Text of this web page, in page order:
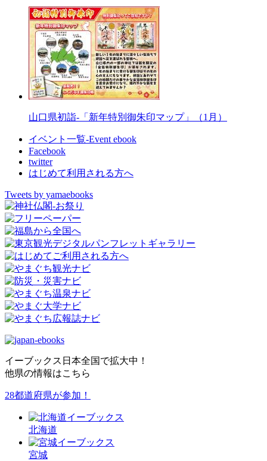
山口県初詣-「新年特別御朱印マップ」（1月）
イベント一覧-Event ebook
Facebook
twitter
はじめて利用される方へ
Tweets by yamaebooks
イーブックス日本全国で拡大中！
他県の情報はこちら
28都道府県が参加！
北海道
宮城